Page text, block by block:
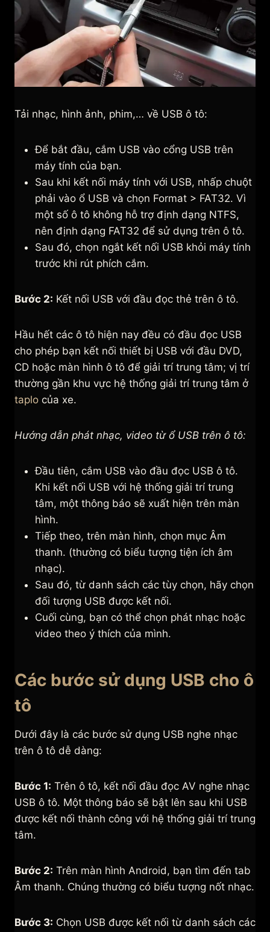
Tải nhạc, hình ảnh, phim,… về USB ô tô:
Để bắt đầu, cắm USB vào cổng USB trên
máy tính của bạn.
Sau khi kết nối máy tính với USB, nhấp chuột
phải vào ổ USB và chọn Format > FAT32. Vì
một số ô tô không hỗ trợ định dạng NTFS,
nên định dạng FAT32 để sử dụng trên ô tô.
Sau đó, chọn ngắt kết nối USB khỏi máy tính
trước khi rút phích cắm.
Bước 2: Kết nối USB với đầu đọc thẻ trên ô tô.
Hầu hết các ô tô hiện nay đều có đầu đọc USB
cho phép bạn kết nối thiết bị USB với đầu DVD,
CD hoặc màn hình ô tô để giải trí trung tâm; vị trí
thường gần khu vực hệ thống giải trí trung tâm ở
taplo của xe.
Hướng dẫn phát nhạc, video từ ổ USB trên ô tô:
Đầu tiên, cắm USB vào đầu đọc USB ô tô.
Khi kết nối USB với hệ thống giải trí trung
tâm, một thông báo sẽ xuất hiện trên màn
hình.
Tiếp theo, trên màn hình, chọn mục Âm
thanh. (thường có biểu tượng tiện ích âm
nhạc).
Sau đó, từ danh sách các tùy chọn, hãy chọn
đối tượng USB được kết nối.
Cuối cùng, bạn có thể chọn phát nhạc hoặc
video theo ý thích của mình.
Các bước sử dụng USB cho ô
tô
Dưới đây là các bước sử dụng USB nghe nhạc
trên ô tô dễ dàng:
Bước 1: Trên ô tô, kết nối đầu đọc AV nghe nhạc
USB ô tô. Một thông báo sẽ bật lên sau khi USB
được kết nối thành công với hệ thống giải trí trung
tâm.
Bước 2: Trên màn hình Android, bạn tìm đến tab
Âm thanh. Chúng thường có biểu tượng nốt nhạc.
Bước 3: Chọn USB được kết nối từ danh sách các